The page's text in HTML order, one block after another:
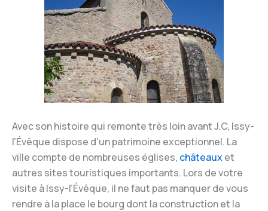
Avec son histoire qui remonte très loin avant J.C, Issy-
l’Évêque dispose d’un patrimoine exceptionnel. La
ville compte de nombreuses églises, châteauxet
autres sites touristiques importants. Lors de votre
visite à Issy-l’Évêque, il ne faut pas manquer de vous
rendre à la place le bourg dont la construction et la